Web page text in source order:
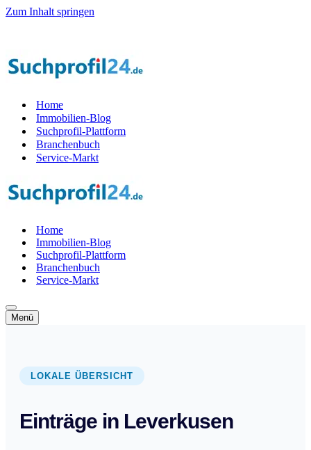
Zum Inhalt springen
Home
Immobilien-Blog
Suchprofil-Plattform
Branchenbuch
Service-Markt
Home
Immobilien-Blog
Suchprofil-Plattform
Branchenbuch
Service-Markt
Navigationsmenü
Menü
Navigationsmenü
LOKALE ÜBERSICHT
Einträge in Leverkusen